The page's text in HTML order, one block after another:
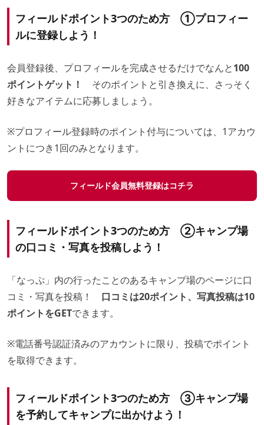
フィールドポイント3つのため方 ①プロフィー
ルに登録しよう！
会員登録後、プロフィールを完成させるだけでなんと100
ポイントゲット！
そのポイントと引き換えに、さっそく
好きなアイテムに応募しましょう。
※プロフィール登録時のポイント付与については、1アカウ
ントにつき1回のみとなります。
フィールド会員無料登録はコチラ
フィールドポイント3つのため方 ②キャンプ場
の口コミ・写真を投稿しよう！
「なっぷ」内の行ったことのあるキャンプ場のページに口
コミ・写真を投稿！ 口コミは20ポイント、写真投稿は10
ポイントをGETできます。
※電話番号認証済みのアカウントに限り、投稿でポイント
を取得できます。
フィールドポイント3つのため方 ③キャンプ場
を予約してキャンプに出かけよう！